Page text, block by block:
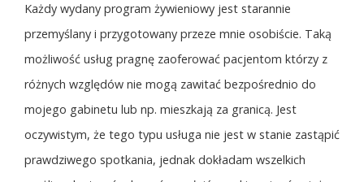
Każdy wydany program żywieniowy jest starannie
przemyślany i przygotowany przeze mnie osobiście. Taką
możliwość usług pragnę zaoferować pacjentom którzy z
różnych względów nie mogą zawitać bezpośrednio do
mojego gabinetu lub np. mieszkają za granicą. Jest
oczywistym, że tego typu usługa nie jest w stanie zastąpić
prawdziwego spotkania, jednak dokładam wszelkich